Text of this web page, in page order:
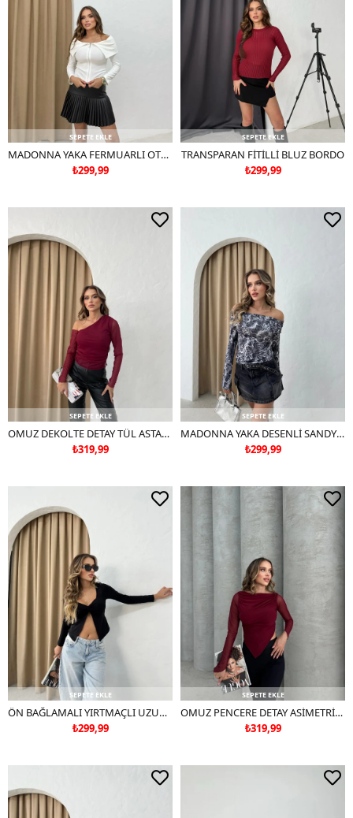
SEPETE EKLE
MADONNA YAKA FERMUARLI OTTOMAN CROP BLUZ BEYAZ
₺299,99
SEPETE EKLE
TRANSPARAN FİTİLLİ BLUZ BORDO
₺299,99
SEPETE EKLE
OMUZ DEKOLTE DETAY TÜL ASTARLI BLUZ BORDO
₺319,99
SEPETE EKLE
MADONNA YAKA DESENLİ SANDY BLUZ SİYAH
₺299,99
SEPETE EKLE
ÖN BAĞLAMALI YIRTMAÇLI UZUN KOL BLUZ SİYAH
₺299,99
SEPETE EKLE
OMUZ PENCERE DETAY ASİMETRİK KOL TÜL CROP BLUZ BORDO
₺319,99